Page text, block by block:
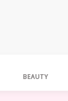
BEAUTY